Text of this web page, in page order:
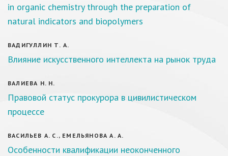
in organic chemistry through the preparation of
natural indicators and biopolymers
ВАДИГУЛЛИН Т. А.
Влияние искусственного интеллекта на рынок труда
ВАЛИЕВА Н. Н.
Правовой статус прокурора в цивилистическом
процессе
ВАСИЛЬЕВ А. С., ЕМЕЛЬЯНОВА А. А.
Особенности квалификации неоконченного